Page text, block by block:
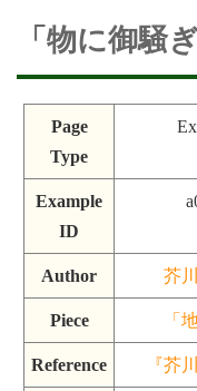
「物に御騒
Page
Type
Example
ID
Author 芥
Piece 「
Reference 『芥